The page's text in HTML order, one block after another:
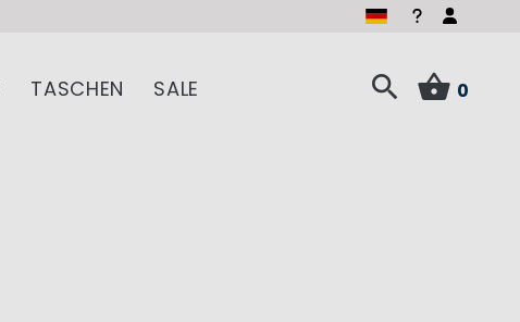
TASCHEN SALE 0